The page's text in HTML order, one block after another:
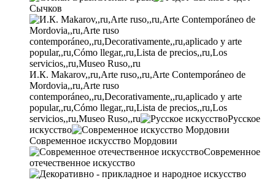
Сычков
И.К. Makarov,,ru,Arte ruso,,ru,Arte Contemporáneo de
Mordovia,,ru,Arte ruso
contemporáneo,,ru,Decorativamente,,ru,aplicado y arte
popular,,ru,Cómo llegar,,ru,Lista de precios,,ru,Los
servicios,,ru,Museo Ruso,,ru
Русское
искусство
Современное искусство Мордовии
Современное
отечественное искусство